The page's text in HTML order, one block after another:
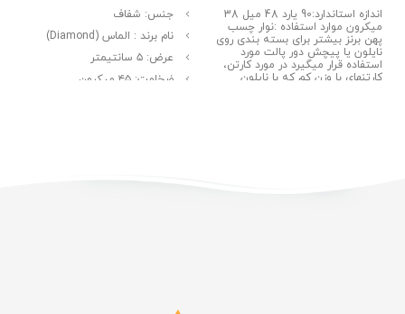
اندازه استاندارد:90 یارد 48 میل 38
میکرون موارد استفاده :نوار چسب
پهن برنز بیشتر برای بسته بندی روی
نایلون یا پیچش دور پالت مورد
استفاده قرار میگیرد در مورد کارتن،
کارتنهای با وزن کم که با نایلون
جنس: شفاف
نام برند : الماس (Diamond)
عرض: ۵ سانتیمتر
ضخامت: ۴۵ میکرون